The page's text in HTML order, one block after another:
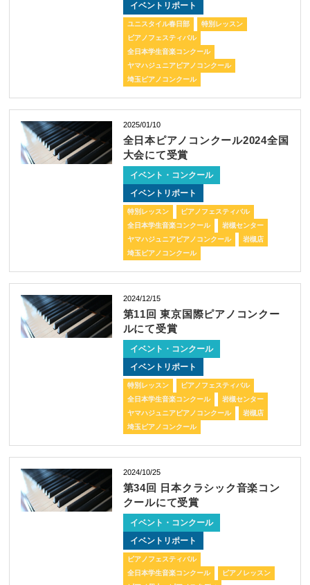
イベントリポート
ユニスタイル春日部
特別レッスン
ピアノフェスティバル
全日本学生音楽コンクール
ヤマハジュニアピアノコンクール
埼玉ピアノコンクール
2025/01/10
全日本ピアノコンクール2024全国
大会にて受賞
イベント・コンクール
イベントリポート
特別レッスン
ピアノフェスティバル
全日本学生音楽コンクール
岩槻センター
ヤマハジュニアピアノコンクール
岩槻店
埼玉ピアノコンクール
2024/12/15
第11回 東京国際ピアノコンクー
ルにて受賞
イベント・コンクール
イベントリポート
特別レッスン
ピアノフェスティバル
全日本学生音楽コンクール
岩槻センター
ヤマハジュニアピアノコンクール
岩槻店
埼玉ピアノコンクール
2024/10/25
第34回 日本クラシック音楽コン
クールにて受賞
イベント・コンクール
イベントリポート
ピアノフェスティバル
全日本学生音楽コンクール
ピアノレッスン